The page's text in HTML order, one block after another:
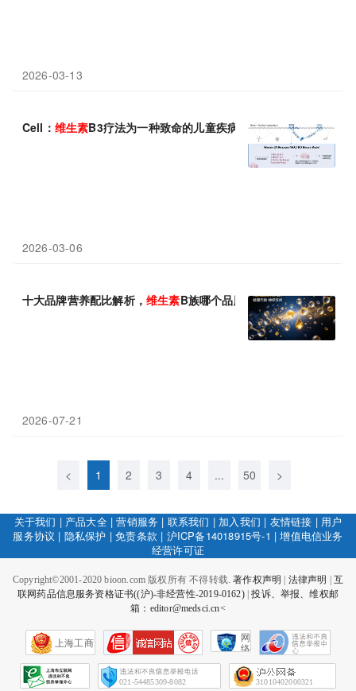
2026-03-13
Cell： 维生素B3疗法为一种致命的儿童疾病带来了希望
2026-03-06
十大品牌营养配比解析， 维生素B族哪个品牌配方更科学？2026专
2026-07-21
< 1 2 3 4 ... 50 >
关于我们 | 产品大全|营销服务 | 联系我们 | 加入我们 | 友情链接 | 用户
服务协议 | 隐私保护 |免责条款 | 沪ICP备14018915号-1 |增值电信业务
经营许可证
Copyright©2001-2020 bioon.com 版权所有 不得转载.著作权声明 法律声明
互
联网药品信息服务资格证书((沪)-非经营性-2019-0162)|投诉、举报、维权邮
箱：editor@medsci.cn<
上海工商
网
络
会
征
021-54485309-8082 31010402000321